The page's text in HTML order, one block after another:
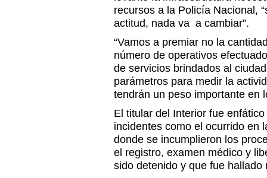
recursos a la Policía Nacional,
actitud, nada va a cambiar”.
“Vamos a premiar no la
número de operativos
de servicios brindados al
parámetros para medir la
tendrán un peso importante en
El titular del Interior fue
incidentes como el ocurrido en
donde se incumplieron los
el registro, examen médico y
sido detenido y que fue